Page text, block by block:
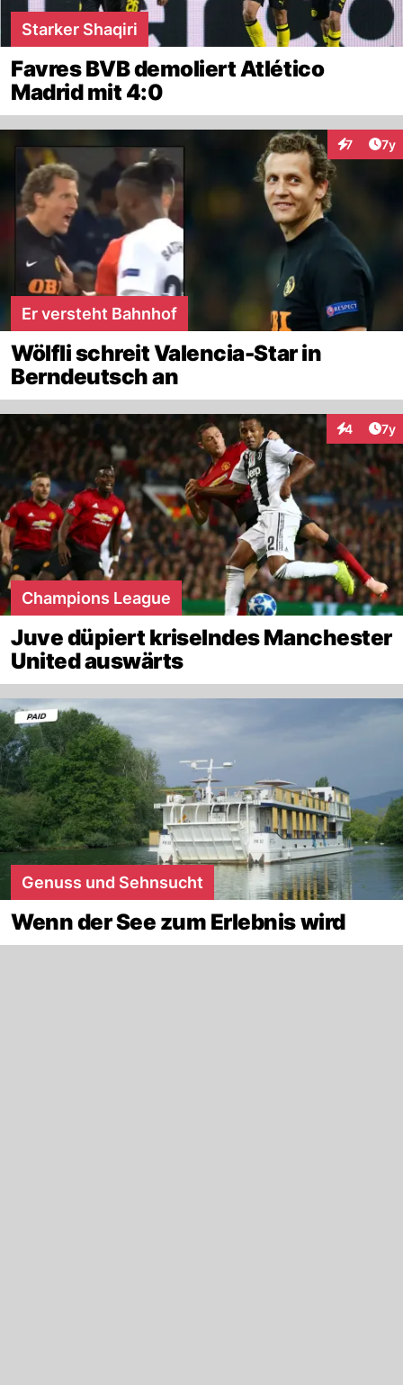
Starker Shaqiri
Favres BVB demoliert Atlético
Madrid mit 4:0
7 7y
Er versteht Bahnhof
Wölfli schreit Valencia-Star in
Berndeutsch an
4 7y
Champions League
Juve düpiert kriselndes Manchester
United auswärts
Genuss und Sehnsucht
Wenn der See zum Erlebnis wird